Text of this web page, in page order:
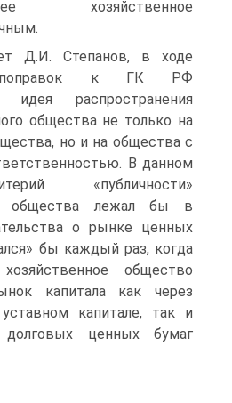
хозяйственное
Д.И. Степанов, в ходе
поправок к ГК РФ
идея распространения
общества не только на
но и на общества с
В данном
«публичности»
общества лежал бы в
о рынке ценных
бы каждый раз, когда
общество
капитала как через
капитале, так и
ценных бумаг